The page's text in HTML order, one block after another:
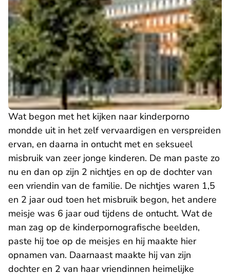
Wat begon met het kijken naar kinderporno
mondde uit in het zelf vervaardigen en verspreiden
ervan, en daarna in ontucht met en seksueel
misbruik van zeer jonge kinderen. De man paste zo
nu en dan op zijn 2 nichtjes en op de dochter van
een vriendin van de familie. De nichtjes waren 1,5
en 2 jaar oud toen het misbruik begon, het andere
meisje was 6 jaar oud tijdens de ontucht. Wat de
man zag op de kinderpornografische beelden,
paste hij toe op de meisjes en hij maakte hier
opnamen van. Daarnaast maakte hij van zijn
dochter en 2 van haar vriendinnen heimelijke